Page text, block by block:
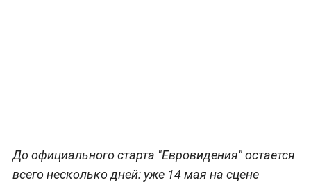
До официального старта "Евровидения" остается
всего несколько дней: уже 14 мая на сцене